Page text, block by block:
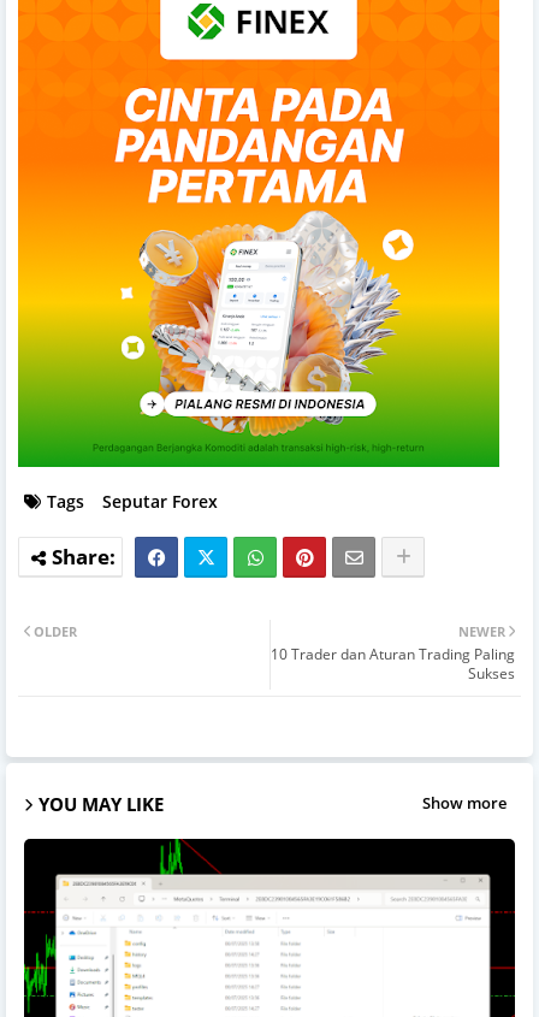
Tags Seputar Forex
NEWER
10 Trader dan Aturan Trading Paling
Sukses
OLDER
YOU MAY LIKE Show more